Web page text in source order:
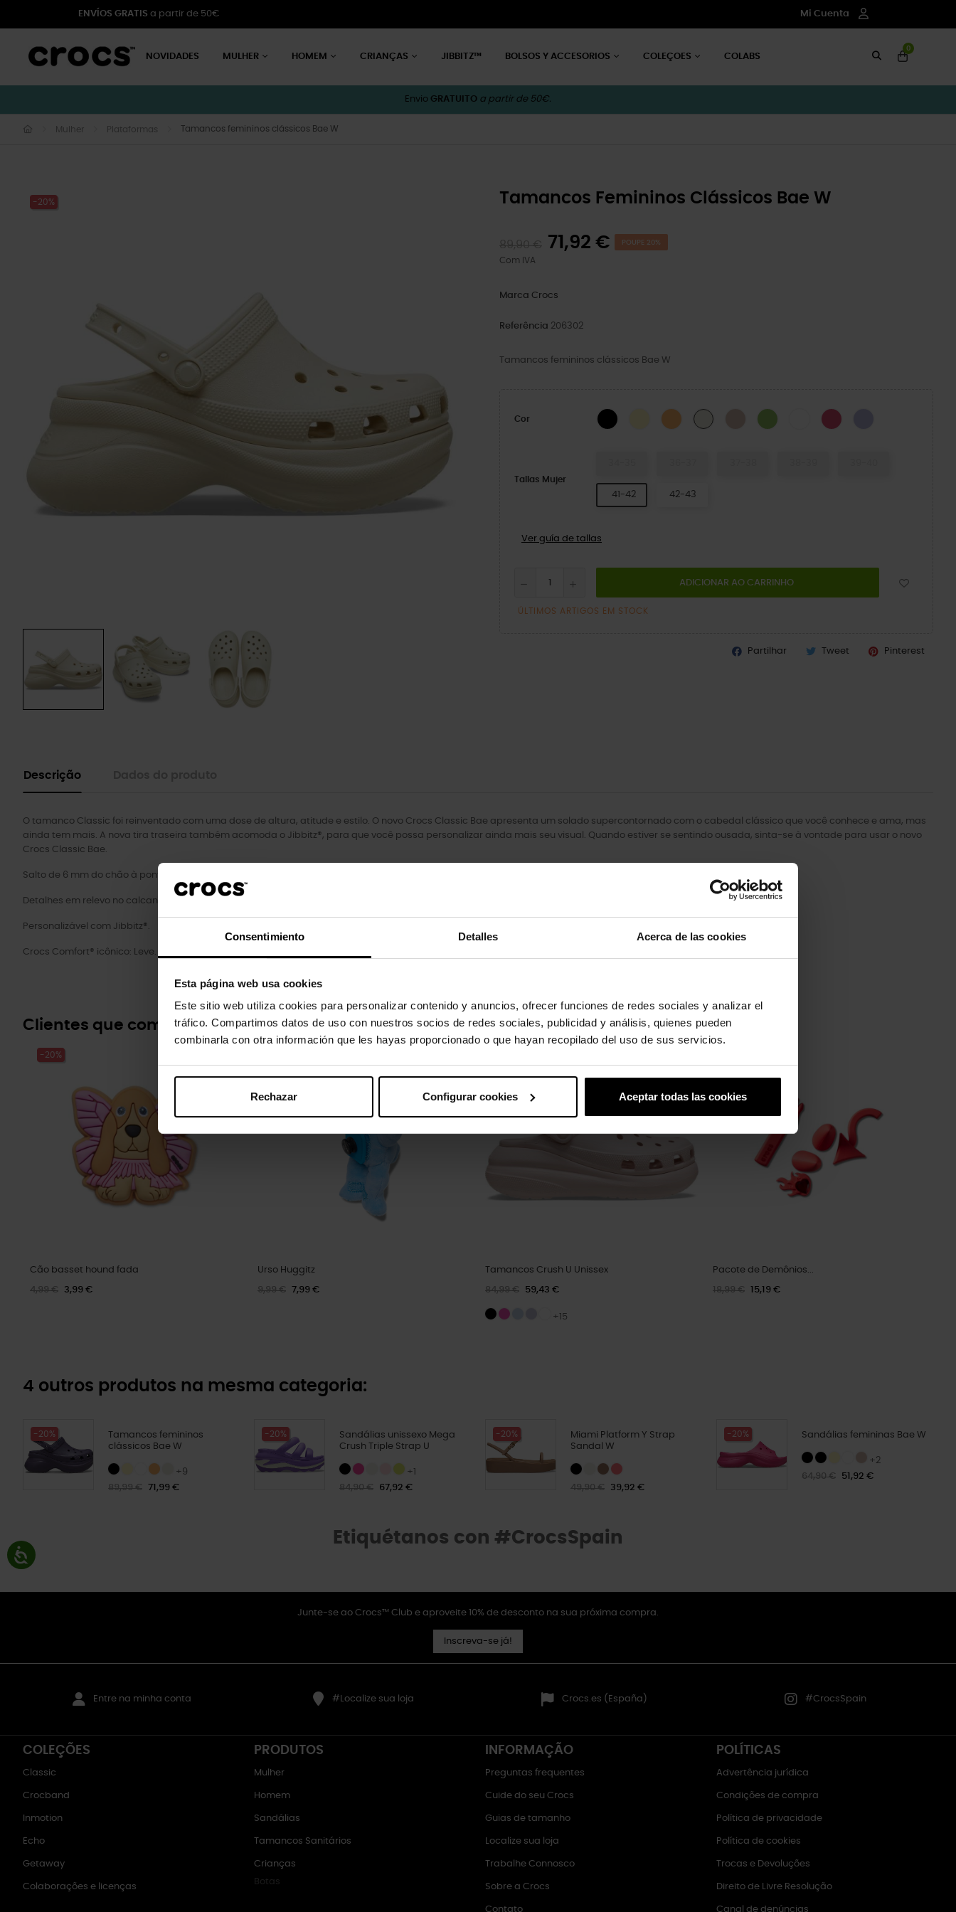
Consentimiento Detalles Acerca de las cookies
Esta página web usa cookies
Este sitio web utiliza cookies para personalizar contenido y anuncios, ofrecer funciones de redes sociales y analizar el
tráfico. Compartimos datos de uso con nuestros socios de redes sociales, publicidad y análisis, quienes pueden
combinarla con otra información que les hayas proporcionado o que hayan recopilado del uso de sus servicios.
Rechazar Configurar cookies Aceptar todas las cookies
ENVÍOS GRATIS a partir de 50€ Mi Cuenta
NOVIDADES MULHER HOMEM CRIANÇAS JIBBITZ™ BOLSOS Y ACCESORIOS COLEÇOES COLABS
0
Envio GRATUITO a partir de 50€.
Mulher Plataformas Tamancos femininos clássicos Bae W
-20% Tamancos Femininos Clássicos Bae W
71,92 € POUPE 20%
Com IVA
Marca Crocs
Referência 206302
Tamancos femininos clássicos Bae W
Cor BLACK DaylilyOrangesicle
Osso QuartzKiwi WHITE Dragon Fruit
Tallas Mujer
41-42 42-43
Ver guía de tallas
ADICIONAR AO CARRINHO
ÚLTIMOS ARTIGOS EM STOCK
Partilhar Tweet Pinterest
Descrição
O tamanco Classic foi reinventado com uma dose de altura, atitude e estilo. O novo Crocs Classic Bae apresenta um solado supercontornado com o cabedal clássico que você conhece e ama, mas
ainda tem mais. A nova tira traseira também acomoda o Jibbitz®, para que você possa personalizar ainda mais seu visual. Quando estiver se sentindo ousada, sinta-se à vontade para usar o novo
Crocs Classic Bae.
Salto de 6 mm do chão à ponta.
Detalhes em relevo no calcanhar, gáspea e contraforte.
Personalizável com Jibbitz®.
Crocs Comfort® icônico: Leve. Flexível. Conforto de todos os ângulos.
Clientes que compraram este produto também compraram:
-20%
Cão basset hound fada
4,99 € 3,99 €
Urso Huggitz
9,99 € 7,99 €
Tamancos Crush U Unissex
84,99 € 59,43 €
+15
Pacote de Demônios...
18,99 € 15,19 €
4 outros produtos na mesma categoria:
-20%
Tamancos femininos
clássicos Bae W
+9
89,99 €
71,99 €
-20%
Sandálias unissexo Mega
Crush Triple Strap U
+1
84,90 €
67,92 €
-20%
Miami Platform Y Strap
Sandal W
49,90 € 39,92 €
-20% Sandálias femininas Bae W
+2
64,90 €
51,92 €
Etiquétanos con #CrocsSpain
Junte-se ao Crocs™ Club e aproveite 10% de desconto na sua próxima compra.
Inscreva-se já!
Entre na minha conta #Localize sua loja Crocs.es (España) #CrocsSpain
COLEÇÕES
Classic
Crocband
Inmotion
Echo
Getaway
Colaborações e licenças
PRODUTOS
Mulher
Homem
Sandálias
Tamancos Sanitários
Crianças
Botas
INFORMAÇÃO
Preguntas frequentes
Cuide do seu Crocs
Guias de tamanho
Localize sua loja
Trabalhe Connosco
Sobre a Crocs
Contato
POLÍTICAS
Advertência jurídica
Condições de compra
Política de privacidade
Política de cookies
Trocas e Devoluções
Direito de Livre Resolução
Canal de denúncias